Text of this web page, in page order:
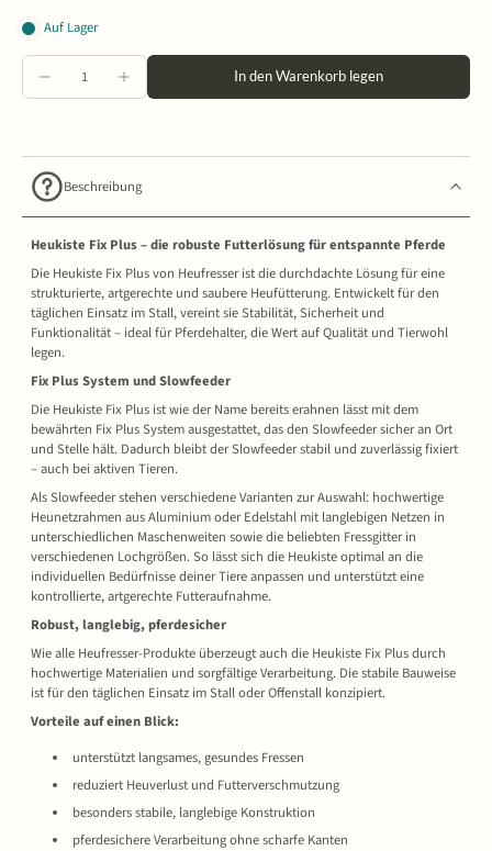
Auf Lager
In den Warenkorb legen
Beschreibung
Heukiste Fix Plus – die robuste Futterlösung für entspannte Pferde
Die Heukiste Fix Plus von Heufresser ist die durchdachte Lösung für eine
strukturierte, artgerechte und saubere Heufütterung. Entwickelt für den
täglichen Einsatz im Stall, vereint sie Stabilität, Sicherheit und
Funktionalität – ideal für Pferdehalter, die Wert auf Qualität und Tierwohl
legen.
Fix Plus System und Slowfeeder
Die Heukiste Fix Plus ist wie der Name bereits erahnen lässt mit dem
bewährten Fix Plus System ausgestattet, das den Slowfeeder sicher an Ort
und Stelle hält. Dadurch bleibt der Slowfeeder stabil und zuverlässig fixiert
– auch bei aktiven Tieren.
Als Slowfeeder stehen verschiedene Varianten zur Auswahl: hochwertige
Heunetzrahmen aus Aluminium oder Edelstahl mit langlebigen Netzen in
unterschiedlichen Maschenweiten sowie die beliebten Fressgitter in
verschiedenen Lochgrößen. So lässt sich die Heukiste optimal an die
individuellen Bedürfnisse deiner Tiere anpassen und unterstützt eine
kontrollierte, artgerechte Futteraufnahme.
Robust, langlebig, pferdesicher
Wie alle Heufresser-Produkte überzeugt auch die Heukiste Fix Plus durch
hochwertige Materialien und sorgfältige Verarbeitung. Die stabile Bauweise
ist für den täglichen Einsatz im Stall oder Offenstall konzipiert.
Vorteile auf einen Blick:
unterstützt langsames, gesundes Fressen
reduziert Heuverlust und Futterverschmutzung
besonders stabile, langlebige Konstruktion
pferdesichere Verarbeitung ohne scharfe Kanten